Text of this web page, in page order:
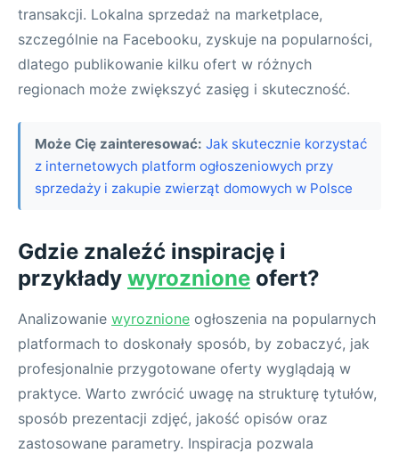
transakcji. Lokalna sprzedaż na marketplace,
szczególnie na Facebooku, zyskuje na popularności,
dlatego publikowanie kilku ofert w różnych
regionach może zwiększyć zasięg i skuteczność.
Może Cię zainteresować: Jak skutecznie korzystać
z internetowych platform ogłoszeniowych przy
sprzedaży i zakupie zwierząt domowych w Polsce
Gdzie znaleźć inspirację i
przykłady wyroznione ofert?
Analizowanie wyroznione ogłoszenia na popularnych
platformach to doskonały sposób, by zobaczyć, jak
profesjonalnie przygotowane oferty wyglądają w
praktyce. Warto zwrócić uwagę na strukturę tytułów,
sposób prezentacji zdjęć, jakość opisów oraz
zastosowane parametry. Inspiracja pozwala